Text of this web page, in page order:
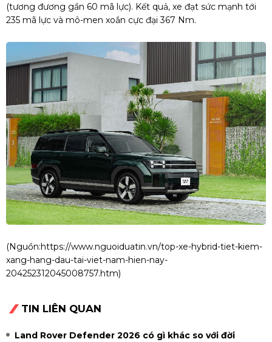
(tương đương gần 60 mã lực). Kết quả, xe đạt sức mạnh tới
235 mã lực và mô-men xoắn cực đại 367 Nm.
(Nguồn:https://www.nguoiduatin.vn/top-xe-hybrid-tiet-kiem-
xang-hang-dau-tai-viet-nam-hien-nay-
204252312045008757.htm)
TIN LIÊN QUAN
Land Rover Defender 2026 có gì khác so với đời